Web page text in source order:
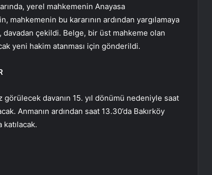
yerel mahkemenin Anayasa
mahkemenin bu kararının ardından yargılamaya
davadan çekildi. Belge, bir üst mahkeme olan
yeni hakim atanması için gönderildi.
davanın 15. yıl dönümü nedeniyle saat
Anmanın ardından saat 13.30’da Bakırköy